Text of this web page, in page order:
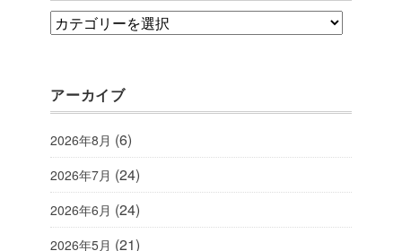
category
アーカイブ
2026年8月 (6)
2026年7月 (24)
2026年6月 (24)
2026年5月 (21)